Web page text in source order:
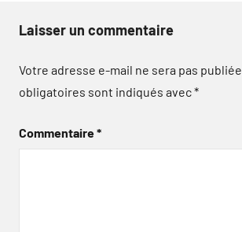
Laisser un commentaire
Votre adresse e-mail ne sera pas publiée.
obligatoires sont indiqués avec*
Commentaire*